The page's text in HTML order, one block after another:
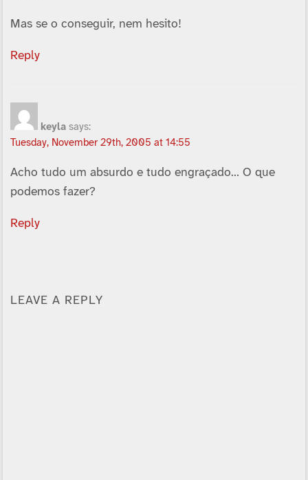
Mas se o conseguir, nem hesito!
Reply
keyla says:
Tuesday, November 29th, 2005 at 14:55
Acho tudo um absurdo e tudo engraçado… O que
podemos fazer?
Reply
LEAVE A REPLY